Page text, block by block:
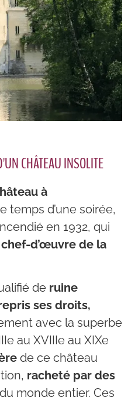
CHÂTEAU INSOLITE
à
temps d’une soirée,
en 1932, qui
chef-d’œuvre de la
de ruine
ses droits,
avec la superbe
au XVIIIe au XIXe
de ce château
racheté par des
du monde entier. Ces